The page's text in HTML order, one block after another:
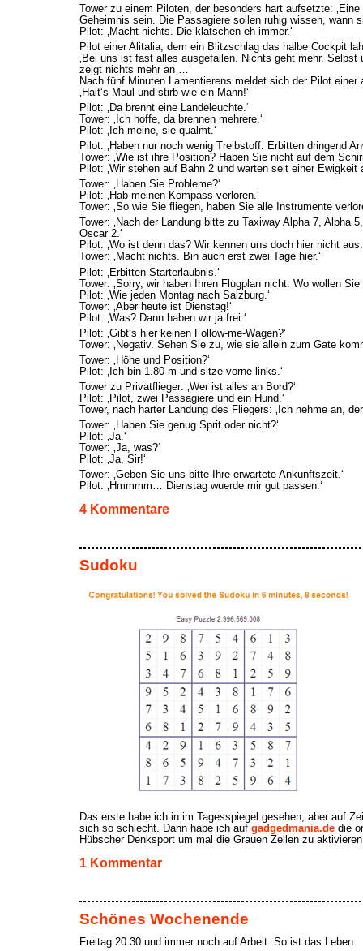
Tower zu einem Piloten, der besonders hart aufsetzte:
Geheimnis sein. Die Passagiere sollen ruhig wissen, wann
Pilot: ‚Macht nichts. Die klatschen eh immer.‘
Pilot einer Alitalia, dem ein Blitzschlag das halbe Cockpit
‚Bei uns ist fast alles ausgefallen. Nichts geht mehr. Selbst
zeigt nichts mehr an …‘
Nach fünf Minuten Lamentierens meldet sich der Pilot einer
‚Halt‘s Maul und stirb wie ein Mann!‘
Pilot: ‚Da brennt eine Landeleuchte.‘
Tower: ‚Ich hoffe, da brennen mehrere.‘
Pilot: ‚Ich meine, sie qualmt.‘
Pilot: ‚Haben nur noch wenig Treibstoff. Erbitten dringend
Tower: ‚Wie ist ihre Position? Haben Sie nicht auf dem
Pilot: ‚Wir stehen auf Bahn 2 und warten seit einer Ewigkeit
Tower: ‚Haben Sie Probleme?‘
Pilot: ‚Hab meinen Kompass verloren.‘
Tower: ‚So wie Sie fliegen, haben Sie alle Instrumente
Tower: ‚Nach der Landung bitte zu Taxiway Alpha 7, Alpha
Oscar 2.‘
Pilot: ‚Wo ist denn das? Wir kennen uns doch hier nicht
Tower: ‚Macht nichts. Bin auch erst zwei Tage hier.‘
Pilot: ‚Erbitten Starterlaubnis.‘
Tower: ‚Sorry, wir haben Ihren Flugplan nicht. Wo wollen Sie
Pilot: ‚Wie jeden Montag nach Salzburg.‘
Tower: ‚Aber heute ist Dienstag!‘
Pilot: ‚Was? Dann haben wir ja frei.‘
Pilot: ‚Gibt‘s hier keinen Follow-me-Wagen?‘
Tower: ‚Negativ. Sehen Sie zu, wie sie allein zum Gate
Tower: ‚Höhe und Position?‘
Pilot: ‚Ich bin 1.80 m und sitze vorne links.‘
Tower zu Privatflieger: ‚Wer ist alles an Bord?‘
Pilot: ‚Pilot, zwei Passagiere und ein Hund.‘
Tower, nach harter Landung des Fliegers: ‚Ich nehme an,
Tower: ‚Haben Sie genug Sprit oder nicht?‘
Pilot: ‚Ja.‘
Tower: ‚Ja, was?‘
Pilot: ‚Ja, Sir!‘
Tower: ‚Geben Sie uns bitte Ihre erwartete Ankunftszeit.‘
Pilot: ‚Hmmmm… Dienstag wuerde mir gut passen.‘
4 Kommentare
Sudoku
Das erste habe ich in im Tagesspiegel gesehen, aber auf
sich so schlecht. Dann habe ich aufgadgedmania.de die
Hübscher Denksport um mal die Grauen Zellen zu
1 Kommentar
Schönes Wochenende
Freitag 20:30 und immer noch auf Arbeit. So ist das Leben.